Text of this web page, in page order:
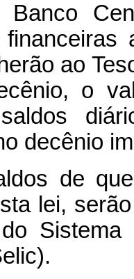
ao
o
decênio
de
lei,